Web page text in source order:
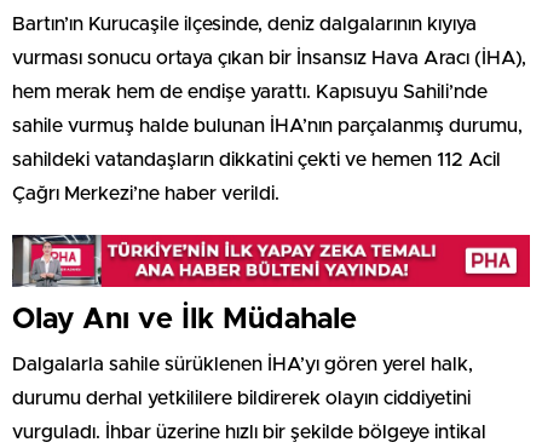
Bartın’ın Kurucaşile ilçesinde, deniz dalgalarının kıyıya
vurması sonucu ortaya çıkan bir İnsansız Hava Aracı (İHA),
hem merak hem de endişe yarattı. Kapısuyu Sahili’nde
sahile vurmuş halde bulunan İHA’nın parçalanmış durumu,
sahildeki vatandaşların dikkatini çekti ve hemen 112 Acil
Çağrı Merkezi’ne haber verildi.
Olay Anı ve İlk Müdahale
Dalgalarla sahile sürüklenen İHA’yı gören yerel halk,
durumu derhal yetkililere bildirerek olayın ciddiyetini
vurguladı. İhbar üzerine hızlı bir şekilde bölgeye intikal